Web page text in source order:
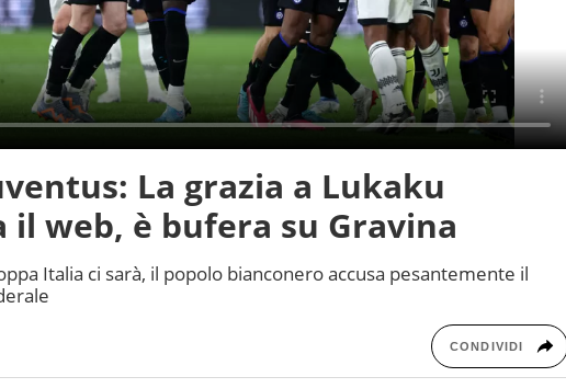
La grazia a Lukaku
il web, è bufera su Gravina
Italia ci sarà, il popolo bianconero accusa pesantemente il
CONDIVIDI